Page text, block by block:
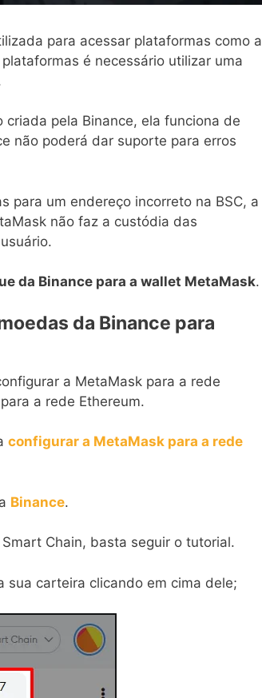
para acessar plataformas como a
é necessário utilizar uma
pela Binance, ela funciona de
não poderá dar suporte para erros
para um endereço incorreto na BSC, a
não faz a custódia das
da Binance para a wallet MetaMask.
da Binance para
a MetaMask para a rede
a rede Ethereum.
configurar a MetaMask para a rede
Binance.
Chain, basta seguir o tutorial.
sua carteira clicando em cima dele;